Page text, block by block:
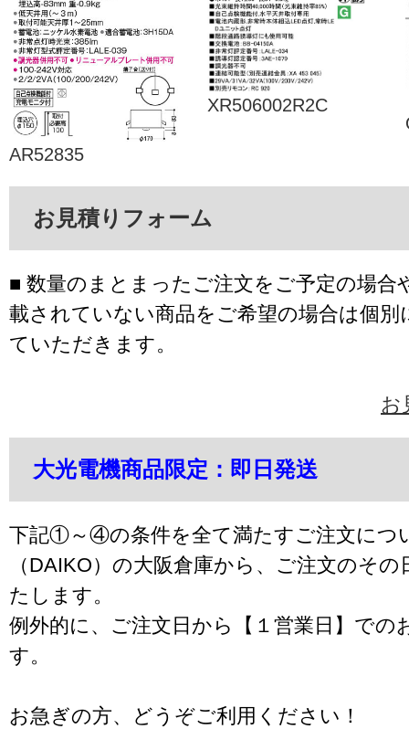
AR52835
XR506002R2C
お見積りフォーム
■ 数量のまとまったご注文をご予定の場合
載されていない商品をご希望の場合は個別
ていただきます。
お
大光電機商品限定：即日発送
下記①～④の条件を全て満たすご注文につ
（DAIKO）の大阪倉庫から、ご注文のそ
たします。
例外的に、ご注文日から【１営業日】での
す。
お急ぎの方、どうぞご利用ください！